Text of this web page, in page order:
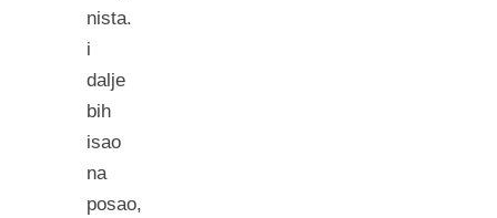
nista.
i
dalje
bih
isao
na
posao,